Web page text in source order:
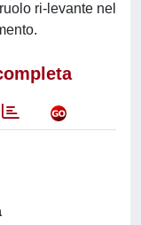
ri-levante nel